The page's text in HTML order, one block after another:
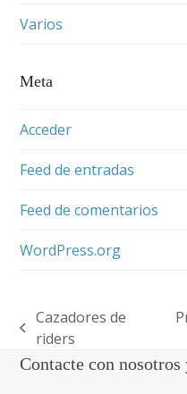
Varios
Meta
Acceder
Feed de entradas
Feed de comentarios
WordPress.org
previous
post:
Cazadores de
riders
post:
Contacte con